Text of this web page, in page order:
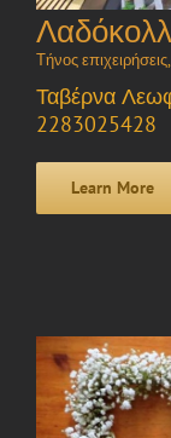
Τήνος επιχειρήσεις,
Ταβέρνα
2283025428
Learn More